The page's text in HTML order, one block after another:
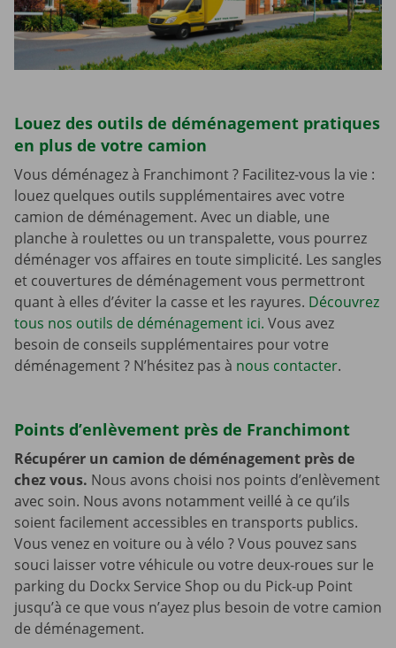
Louez des outils de déménagement pratiques
en plus de votre camion
Vous déménagez à Franchimont ? Facilitez-vous la vie :
louez quelques outils supplémentaires avec votre
camion de déménagement. Avec un diable, une
planche à roulettes ou un transpalette, vous pourrez
déménager vos affaires en toute simplicité. Les sangles
et couvertures de déménagement vous permettront
quant à elles d’éviter la casse et les rayures. Découvrez
tous nos outils de déménagement ici. Vous avez
besoin de conseils supplémentaires pour votre
déménagement ? N’hésitez pas à nous contacter.
Points d’enlèvement près de Franchimont
Récupérer un camion de déménagement près de
chez vous. Nous avons choisi nos points d’enlèvement
avec soin. Nous avons notamment veillé à ce qu’ils
soient facilement accessibles en transports publics.
Vous venez en voiture ou à vélo ? Vous pouvez sans
souci laisser votre véhicule ou votre deux-roues sur le
parking du Dockx Service Shop ou du Pick-up Point
jusqu’à ce que vous n’ayez plus besoin de votre camion
de déménagement.